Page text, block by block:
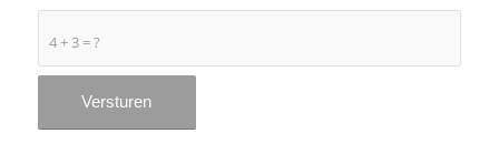
4 + 3 = ?